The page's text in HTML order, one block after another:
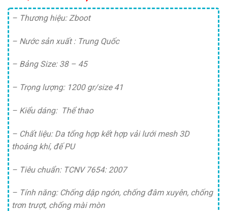
gốc
là:
hiện
465,000 ₫.
– Thương hiệu: Zboot
– Nước sản xuất : Trung Quốc
– Bảng Size: 38 – 45
– Trọng lượng: 1200 gr/size 41
– Kiểu dáng: Thể thao
– Chất liệu: Da tổng hợp kết hợp vải lưới mesh 3D
thoáng khí, đế PU
– Tiêu chuẩn: TCNV 7654: 2007
– Tính năng: Chống dập ngón, chống đâm xuyên, chống
trơn trượt, chống mài mòn